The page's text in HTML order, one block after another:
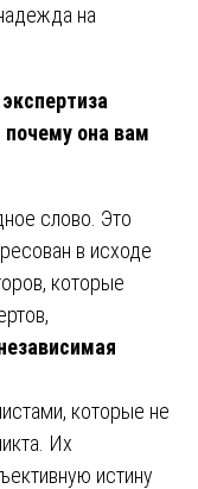
на
почему она вам
слово. Это
в исходе
которые
которые не
Их
истину